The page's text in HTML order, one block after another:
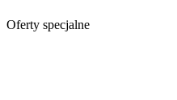
Oferty specjalne